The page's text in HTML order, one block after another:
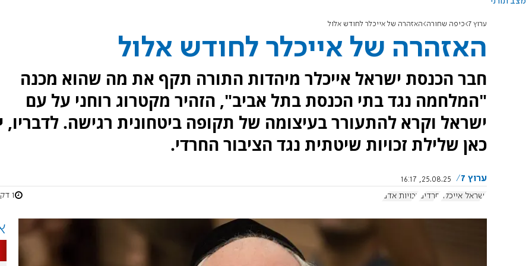
ערוץ 7 כיפה שחורה האזהרה של אייכלר לחודש אלול
האזהרה של אייכלר לחודש אלול
חבר הכנסת ישראל אייכלר מיהדות התורה תקף את מה שהוא מכנה
"המלחמה נגד בתי הכנסת בתל אביב", הזהיר מקטרוג רוחני על עם
ישראל וקרא להתעורר בעיצומה של תקופה ביטחונית רגישה. לדבריו,
כאן שלילת זכויות שיטתית נגד הציבור החרדי.
ערוץ 7
25.08.25, 16:17
ישראל אייכלר חרדים זכויות אדם 1 דקות